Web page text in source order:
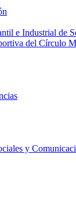
e Industrial de
del Círculo
y